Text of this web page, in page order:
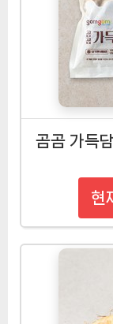
곰곰 가득
현